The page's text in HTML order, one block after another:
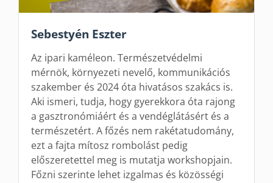
Sebestyén Eszter
Az ipari kaméleon. Természetvédelmi
mérnök, környezeti nevelő, kommunikációs
szakember és 2024 óta hivatásos szakács is.
Aki ismeri, tudja, hogy gyerekkora óta rajong
a gasztronómiáért és a vendéglátásért és a
természetért. A főzés nem rakétatudomány,
ezt a fajta mítosz rombolást pedig
előszeretettel meg is mutatja workshopjain.
Főzni szerinte lehet izgalmas és közösségi